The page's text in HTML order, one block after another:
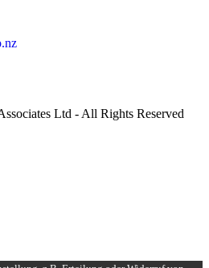
Ltd - All Rights Reserved